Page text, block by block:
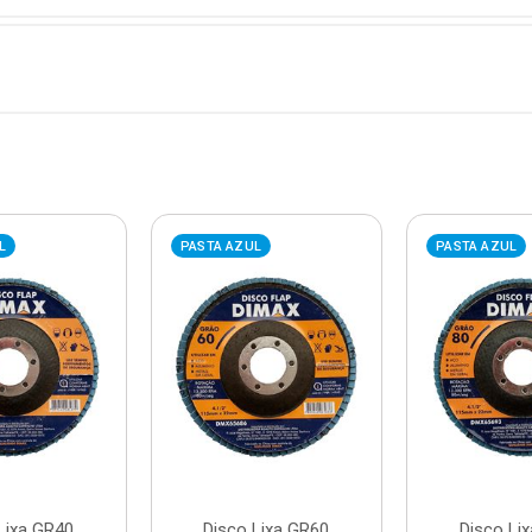
PASTA AZUL PASTA AZUL